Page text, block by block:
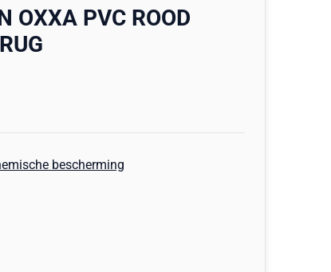
OXXA PVC ROOD
bescherming